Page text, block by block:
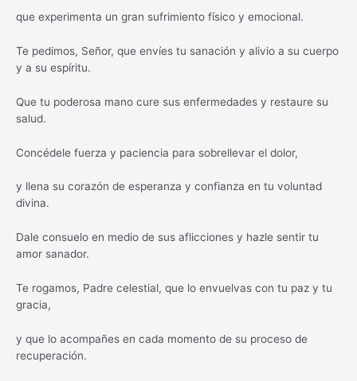
que experimenta un gran sufrimiento físico y emocional.
Te pedimos, Señor, que envíes tu sanación y alivio a su cuerpo
y a su espíritu.
Que tu poderosa mano cure sus enfermedades y restaure su
salud.
Concédele fuerza y paciencia para sobrellevar el dolor,
y llena su corazón de esperanza y confianza en tu voluntad
divina.
Dale consuelo en medio de sus aflicciones y hazle sentir tu
amor sanador.
Te rogamos, Padre celestial, que lo envuelvas con tu paz y tu
gracia,
y que lo acompañes en cada momento de su proceso de
recuperación.